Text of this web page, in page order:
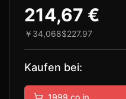
214,67 €
￥34,068$227.97
Kaufen bei:
1999.co.jp